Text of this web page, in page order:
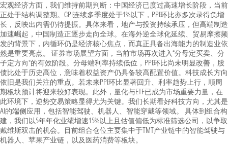
宏观经济方面，我们维持前期判断：中国经济已度过高速增长阶段，当前
正处于结构调整期。CPI连续多季度处于1%以下，PPI环比亦多次录得负增
长，反映出内需仍待提振。具体来看，地产与投资持续承压，但高端制造
加速崛起，中国制造正逐步走向全球。在海外逆全球化延续、贸易摩擦频
发的背景下，内循环仍是经济核心焦点，而真正具备出海能力的制造业依
然是重要亮点。 证券市场展望方面，当前市场再次进入“分母定买卖、分
子定方向”的有效阶段。分母端利率持续低位，PPI环比尚未明显改善，股
债比处于历史高位，意味着权益资产仍具备较高配置价值。科技成长方向
依旧是我们关注的重点。若未来PPI环比显著回升、利率趋势上行，顺周
期板块预计将迎来较好表现。此外，量化与ETF已成为市场重要力量，在
此环境下，逆势交易策略显得尤为关键。我们长期看好科技方向，尤其是
AI的端侧应用，包括智能驾驶、机器人、智能穿戴等领域。 具体到组合构
建，我们以5年年化业绩增速15%以上且估值偏低为标准筛选公司，以争取
戴维斯双击的机会。目前组合仓位主要集中于TMT产业链中的智能驾驶与
机器人、苹果产业链，以及医药消费等板块。